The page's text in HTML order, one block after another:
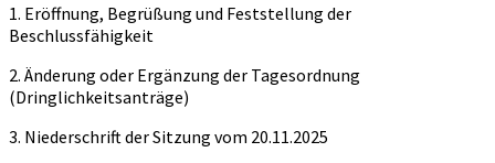
1. Eröffnung, Begrüßung und Feststellung der
Beschlussfähigkeit
2. Änderung oder Ergänzung der Tagesordnung
(Dringlichkeitsanträge)
3. Niederschrift der Sitzung vom 20.11.2025